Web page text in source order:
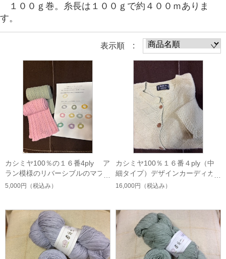
１００ｇ巻。糸長は１００ｇで約４００ｍありま
す。
表示順 :
カシミヤ100％の１６番4ply ア
ラン模様のリバーシブルのマフ
ラー70ｇ
5,000円 （税込み）
カシミヤ100％１６番４ply（中
細タイプ）デザインカーディガ
ンの糸編み図のキット
16,000円 （税込み）